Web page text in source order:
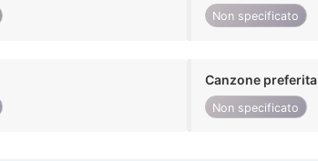
Non specificato
Canzone preferita
Non specificato